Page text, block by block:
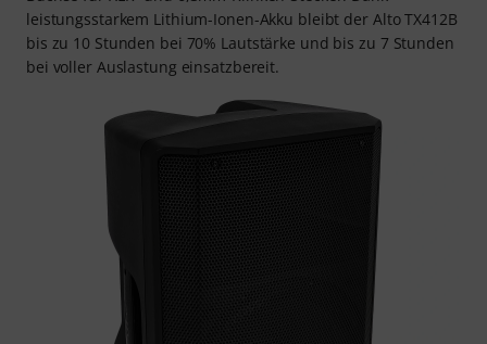
leistungsstarkem Lithium-Ionen-Akku bleibt der Alto TX412B
bis zu 10 Stunden bei 70% Lautstärke und bis zu 7 Stunden
bei voller Auslastung einsatzbereit.